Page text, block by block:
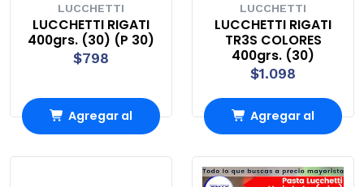
LUCCHETTI
LUCCHETTI RIGATI
400grs. (30) (P 30)
$798
Agregar al
LUCCHETTI
LUCCHETTI RIGATI
TR3S COLORES
400grs. (30)
$1.098
Agregar al